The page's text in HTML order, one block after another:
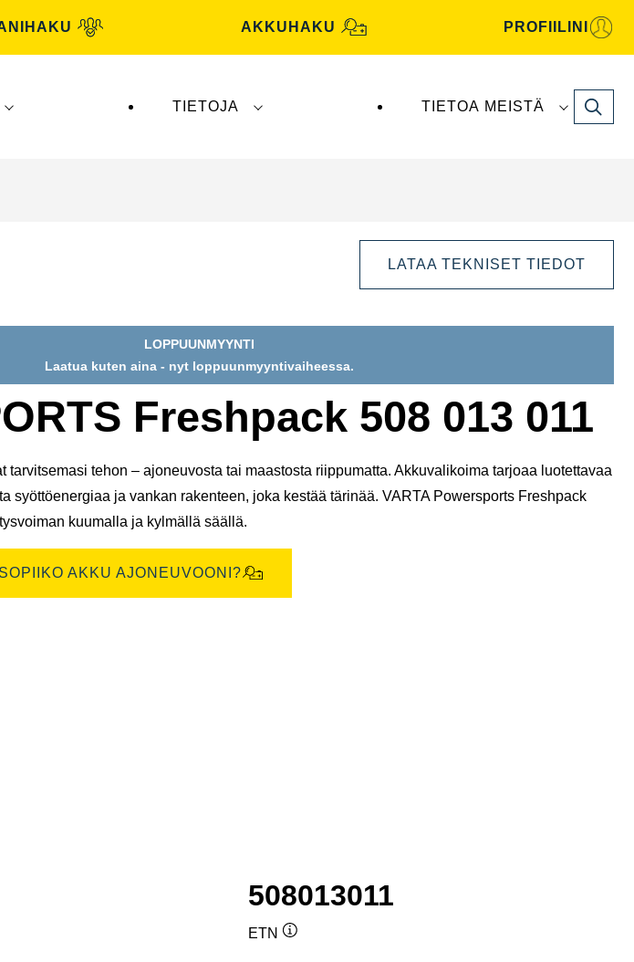
AKKUHAKU PROFIILINI
TIETOJA TIETOA MEISTÄ Search
LATAA TEKNISET TIEDOT
LOPPUUNMYYNTI
Laatua kuten aina - nyt loppuunmyyntivaiheessa.
Freshpack 508 013 011
tarvitsemasi tehon – ajoneuvosta tai maastosta riippumatta. Akkuvalikoima tarjoaa luotettavaa
syöttöenergiaa ja vankan rakenteen, joka kestää tärinää. VARTA Powersports Freshpack
kuumalla ja kylmällä säällä.
SOPIIKO AKKU AJONEUVOONI?
508013011
ETN